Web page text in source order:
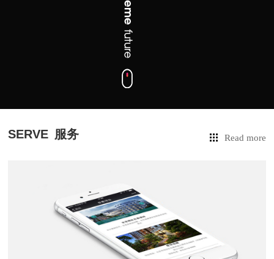
SERVE 服务 Read more